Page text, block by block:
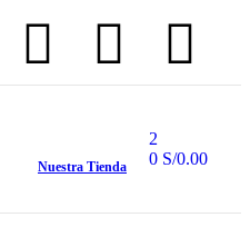
Nuestra Tienda
2
0 S/0.00